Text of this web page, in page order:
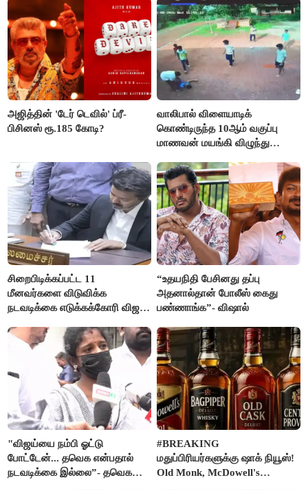
அஜித்தின் 'டேர் டெவில்' ப்ரீ-
பிசினஸ் ரூ.185 கோடி?
வாலிபால் விளையாடிக்
கொண்டிருந்த 10ஆம் வகுப்பு
மாணவன் மயங்கி விழுந்து
சிறைபிடிக்கப்பட்ட 11
மீனவர்களை விடுவிக்க
நடவடிக்கை எடுக்கக்கோரி விஜய்
“உதயநிதி பேசினது தப்பு
அதனால்தான் போலீஸ் கைது
பண்ணாங்க”- விஷால்
"விஜய்யை நம்பி ஓட்டு
போட்டேன்... தவெக என்பதால்
நடவடிக்கை இல்லை”- தவெக
#BREAKING
மதுப்பிரியர்களுக்கு ஷாக் நியூஸ்!
Old Monk, McDowell's